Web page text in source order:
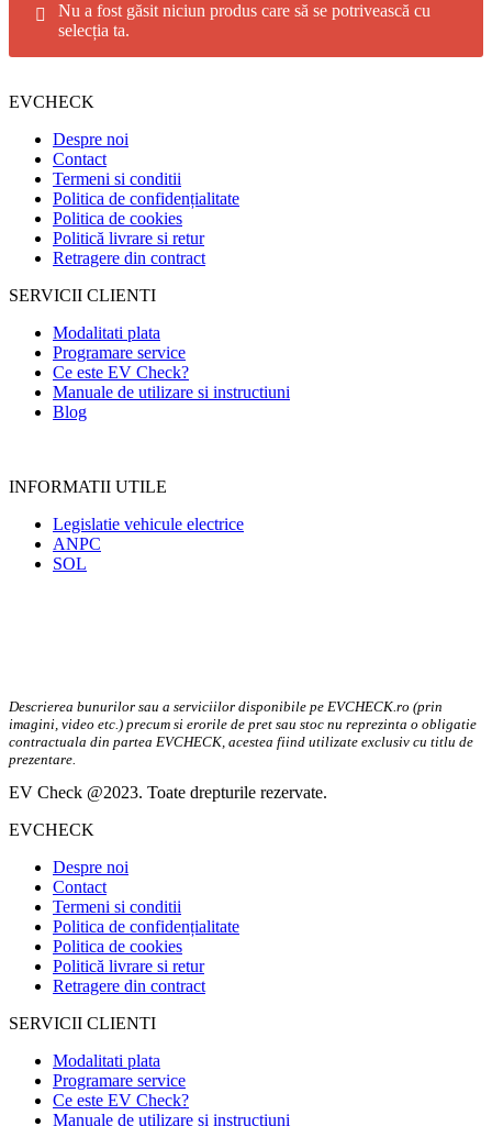
Nu a fost găsit niciun produs care să se potrivească cu
selecția ta.
EVCHECK
Despre noi
Contact
Termeni si conditii
Politica de confidențialitate
Politica de cookies
Politică livrare si retur
Retragere din contract
SERVICII CLIENTI
Modalitati plata
Programare service
Ce este EV Check?
Manuale de utilizare si instructiuni
Blog
INFORMATII UTILE
Legislatie vehicule electrice
ANPC
SOL
Descrierea bunurilor sau a serviciilor disponibile pe EVCHECK.ro (prin
imagini, video etc.) precum si erorile de pret sau stoc nu reprezinta o obligatie
contractuala din partea EVCHECK, acestea fiind utilizate exclusiv cu titlu de
prezentare.
EV Check @2023. Toate drepturile rezervate.
EVCHECK
Despre noi
Contact
Termeni si conditii
Politica de confidențialitate
Politica de cookies
Politică livrare si retur
Retragere din contract
SERVICII CLIENTI
Modalitati plata
Programare service
Ce este EV Check?
Manuale de utilizare si instructiuni